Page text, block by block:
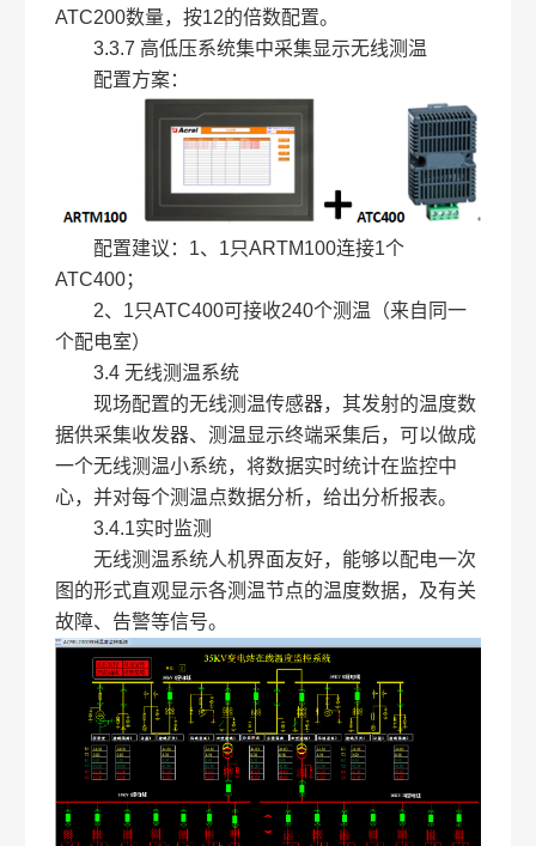
ATC200数量，按12的倍数配置。
3.3.7 高低压系统集中采集显示无线测温
配置方案：
配置建议：1、1只ARTM100连接1个
ATC400；
2、1只ATC400可接收240个测温（来自同一
个配电室）
3.4 无线测温系统
现场配置的无线测温传感器，其发射的温度数
据供采集收发器、测温显示终端采集后，可以做成
一个无线测温小系统，将数据实时统计在监控中
心，并对每个测温点数据分析，给出分析报表。
3.4.1实时监测
无线测温系统人机界面友好，能够以配电一次
图的形式直观显示各测温节点的温度数据，及有关
故障、告警等信号。